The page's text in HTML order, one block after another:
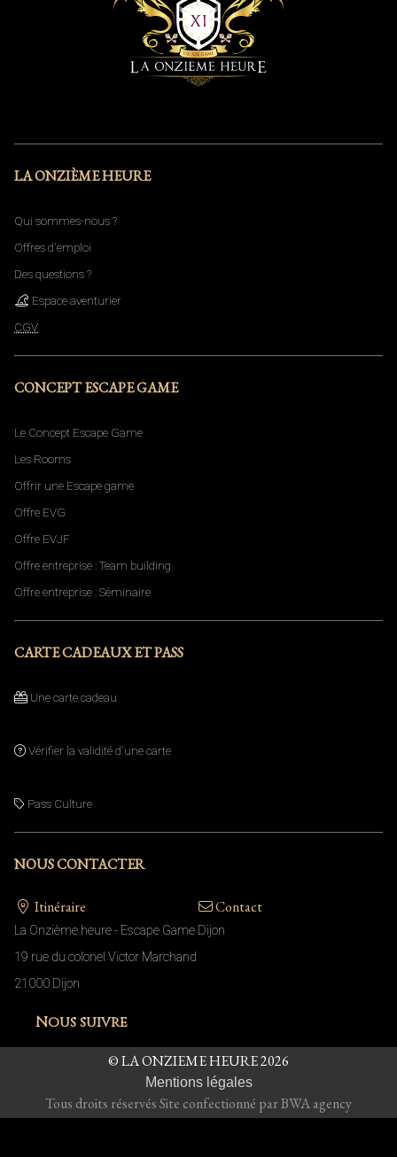
LA ONZIÈME HEURE
Qui sommes-nous ?
Offres d'emploi
Des questions ?
Espace aventurier
CGV
CONCEPT ESCAPE GAME
Le Concept Escape Game
Les Rooms
Offrir une Escape game
Offre EVG
Offre EVJF
Offre entreprise : Team building
Offre entreprise : Séminaire
CARTE CADEAUX ET PASS
Une carte cadeau
Vérifier la validité d'une carte
Pass Culture
NOUS CONTACTER
Itinéraire Contact
La Onzième heure - Escape Game Dijon
19 rue du colonel Victor Marchand
21000 Dijon
Nous suivre
© LA ONZIEME HEURE 2026
Mentions légales
Tous droits réservés Site confectionné par BWA agency